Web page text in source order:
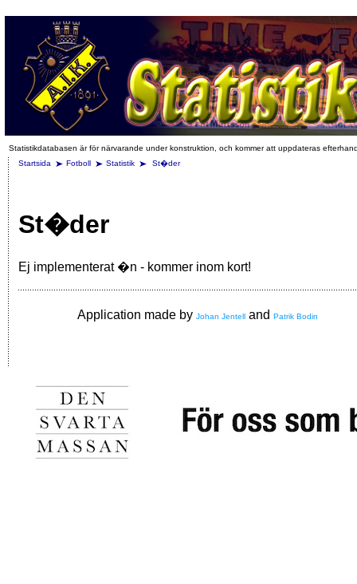
Statistikdatabasen är för närvarande under konstruktion, och kommer att uppdateras
Startsida
Fotboll Statistik St�der
St�der
Ej implementerat �n - kommer inom kort!
Application made by Johan Jentell and Patrik Bodin